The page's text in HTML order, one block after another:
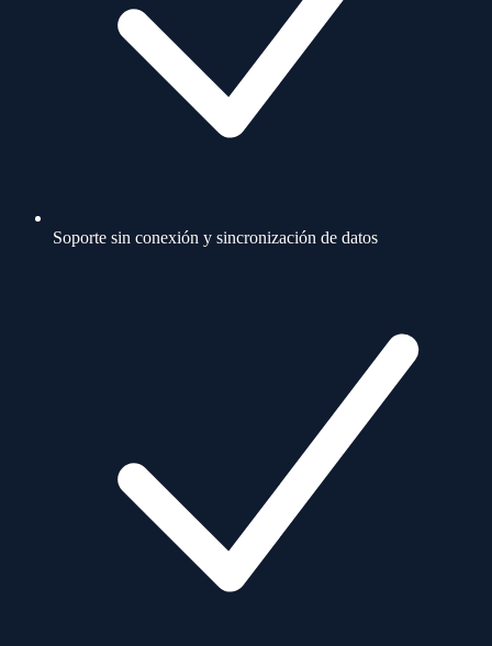
Soporte sin conexión y sincronización de datos